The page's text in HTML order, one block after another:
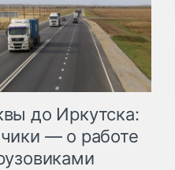
до Иркутска:
— о работе